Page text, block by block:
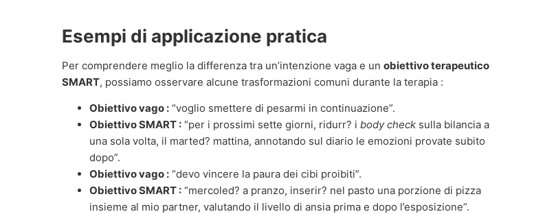
Esempi di applicazione pratica
Per comprendere meglio la differenza tra un’intenzione vaga e un obiettivo terapeutico
SMART, possiamo osservare alcune trasformazioni comuni durante la terapia :
Obiettivo vago : “voglio smettere di pesarmi in continuazione”.
Obiettivo SMART : “per i prossimi sette giorni, ridurr? i body check sulla bilancia a
una sola volta, il marted? mattina, annotando sul diario le emozioni provate subito
dopo”.
Obiettivo vago : “devo vincere la paura dei cibi proibiti”.
Obiettivo SMART : “mercoled? a pranzo, inserir? nel pasto una porzione di pizza
insieme al mio partner, valutando il livello di ansia prima e dopo l’esposizione”.